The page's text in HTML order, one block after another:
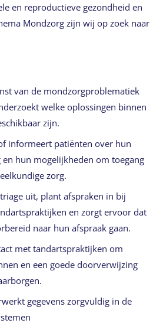
en reproductieve gezondheid en
Mondzorg zijn wij op zoek naar
van de mondzorgproblematiek
welke oplossingen binnen
zijn.
informeert patiënten over hun
hun mogelijkheden om toegang
zorg.
uit, plant afspraken in bij
en zorgt ervoor dat
naar hun afspraak gaan.
met tandartspraktijken om
en een goede doorverwijzing
gegevens zorgvuldig in de